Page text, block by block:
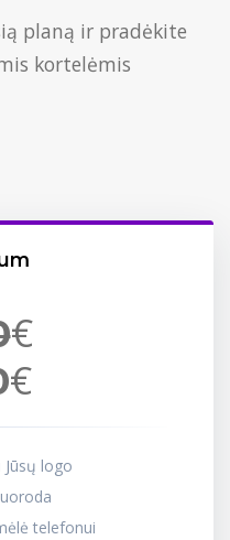
planą ir pradėkite
kortelėmis
€
€
Jūsų logo
telefonui